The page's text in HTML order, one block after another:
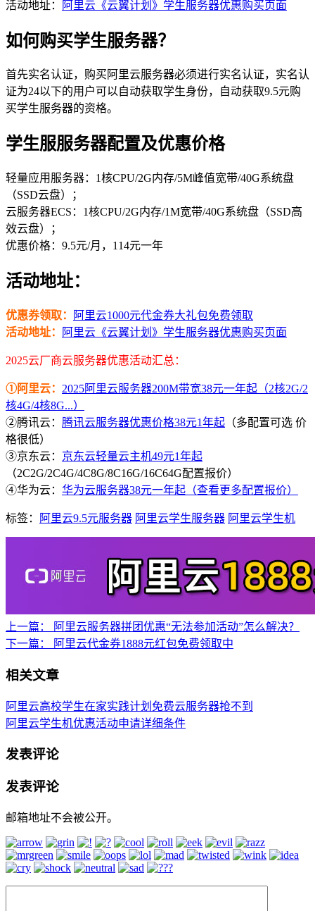
活动地址： 阿里云《云翼计划》学生服务器优惠购买页面
如何购买学生服务器？
首先实名认证，购买阿里云服务器必须进行实名认证，实名认
证为24以下的用户可以自动获取学生身份，自动获取9.5元购
买学生服务器的资格。
学生服服务器配置及优惠价格
轻量应用服务器：1核CPU/2G内存/5M峰值宽带/40G系统盘
（SSD云盘）；
云服务器ECS：1核CPU/2G内存/1M宽带/40G系统盘（SSD高
效云盘）；
优惠价格：9.5元/月，114元一年
活动地址：
优惠券领取：
阿里云1000元代金券大礼包免费领取
活动地址：
阿里云《云翼计划》学生服务器优惠购买页面
2025云厂商云服务器优惠活动汇总：
①阿里云： 2025阿里云服务器200M带宽38元一年起（2核2G/2
核4G/4核8G...）
②腾讯云： 腾讯云服务器优惠价格38元1年起 （多配置可选 价
格很低）
③京东云： 京东云轻量云主机49元1年起
（2C2G/2C4G/4C8G/8C16G/16C64G配置报价）
④华为云： 华为云服务器38元一年起（查看更多配置报价）
标签： 阿里云9.5元服务器 阿里云学生服务器 阿里云学生机
上一篇：
阿里云服务器拼团优惠“无法参加活动”怎么解决？
下一篇：
阿里云代金券1888元红包免费领取中
相关文章
阿里云高校学生在家实践计划免费云服务器抢不到
阿里云学生机优惠活动申请详细条件
发表评论
发表评论
邮箱地址不会被公开。